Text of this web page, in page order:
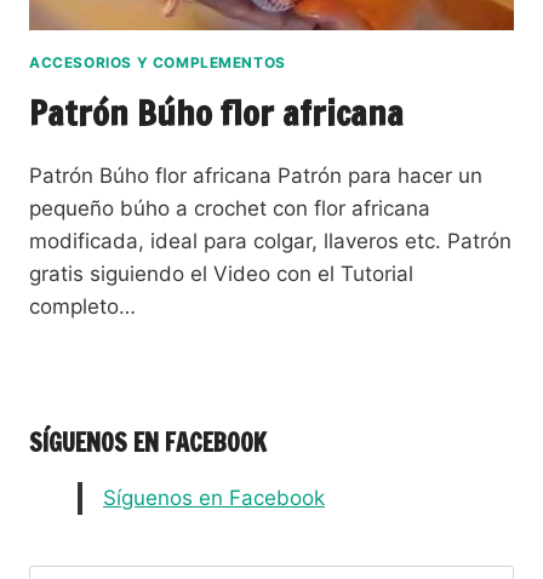
ACCESORIOS Y COMPLEMENTOS
Patrón Búho flor africana
Patrón Búho flor africana Patrón para hacer un
pequeño búho a crochet con flor africana
modificada, ideal para colgar, llaveros etc. Patrón
gratis siguiendo el Video con el Tutorial
completo…
SÍGUENOS EN FACEBOOK
Síguenos en Facebook